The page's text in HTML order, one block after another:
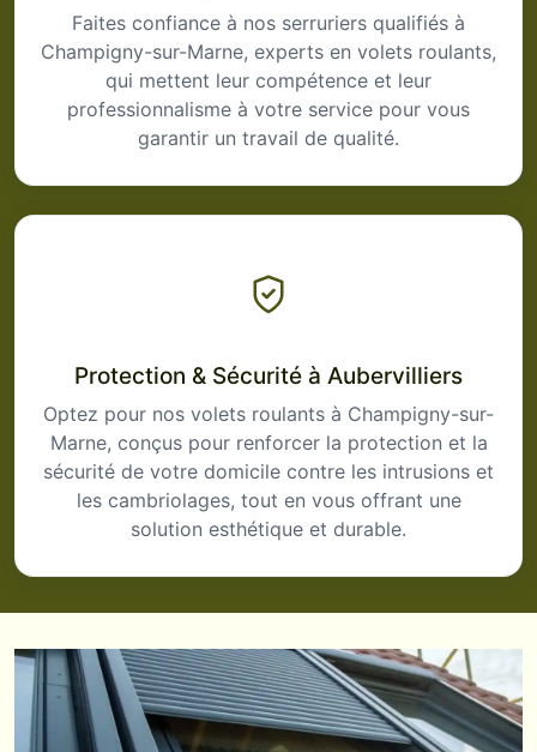
Faites confiance à nos serruriers qualifiés à
Champigny-sur-Marne, experts en volets roulants,
qui mettent leur compétence et leur
professionnalisme à votre service pour vous
garantir un travail de qualité.
Protection & Sécurité à Aubervilliers
Optez pour nos volets roulants à Champigny-sur-
Marne, conçus pour renforcer la protection et la
sécurité de votre domicile contre les intrusions et
les cambriolages, tout en vous offrant une
solution esthétique et durable.